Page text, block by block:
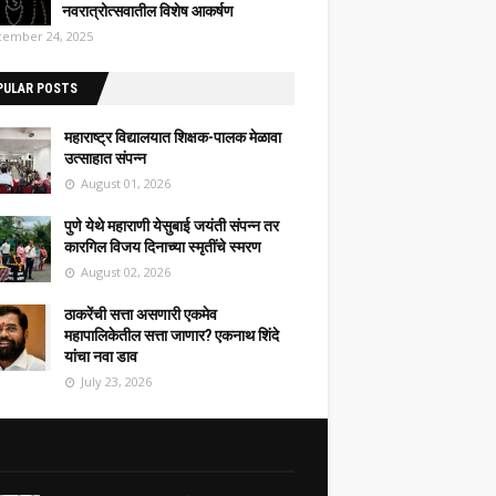
नवरात्रोत्सवातील विशेष आकर्षण
24, 2025
POSTS
महाराष्ट्र विद्यालयात शिक्षक-पालक मेळावा
उत्साहात संपन्न
August 01, 2026
पुणे येथे महाराणी येसुबाई जयंती संपन्न तर
कारगिल विजय दिनाच्या स्मृतींचे स्मरण
August 02, 2026
ठाकरेंची सत्ता असणारी एकमेव
महापालिकेतील सत्ता जाणार? एकनाथ शिंदे
यांचा नवा डाव
July 23, 2026